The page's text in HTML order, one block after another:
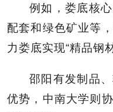
例如，娄底核
配套和绿色矿业等
力娄底实现“精品钢
邵阳有发制品
优势，中南大学则